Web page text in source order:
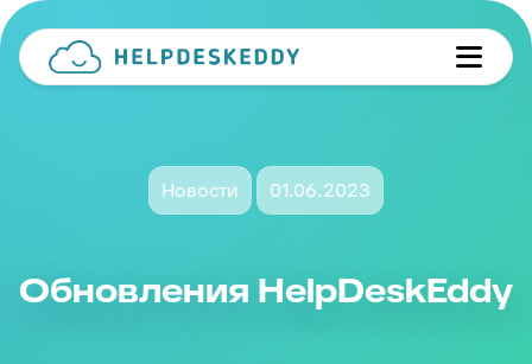
Новости 01.06.2023
Обновления HelpDeskEddy